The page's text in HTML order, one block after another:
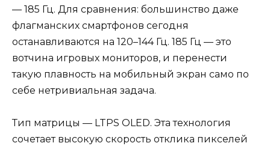
— 185 Гц. Для сравнения: большинство даже
флагманских смартфонов сегодня
останавливаются на 120–144 Гц. 185 Гц — это
вотчина игровых мониторов, и перенести
такую плавность на мобильный экран само по
себе нетривиальная задача.
Тип матрицы — LTPS OLED. Эта технология
сочетает высокую скорость отклика пикселей